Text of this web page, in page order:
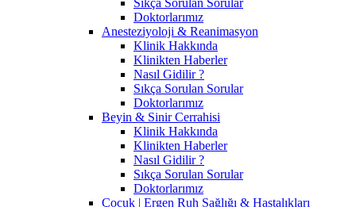
Doktorlarımız
Anesteziyoloji & Reanimasyon
Klinik Hakkında
Klinikten Haberler
Nasıl Gidilir ?
Sıkça Sorulan Sorular
Doktorlarımız
Beyin & Sinir Cerrahisi
Klinik Hakkında
Klinikten Haberler
Nasıl Gidilir ?
Sıkça Sorulan Sorular
Doktorlarımız
Çocuk | Ergen Ruh Sağlığı & Hastalıkları